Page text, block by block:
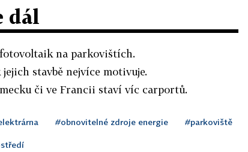
dál
na parkovištích.
stavbě nejvíce motivuje.
či ve Francii staví víc carportů.
#obnovitelné zdroje energie #parkoviště